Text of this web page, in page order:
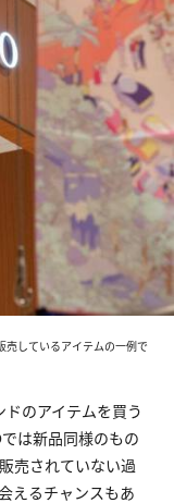
しているアイテムの一例で
のアイテムを買う
は新品同様のもの
売されていない過
えるチャンスもあ